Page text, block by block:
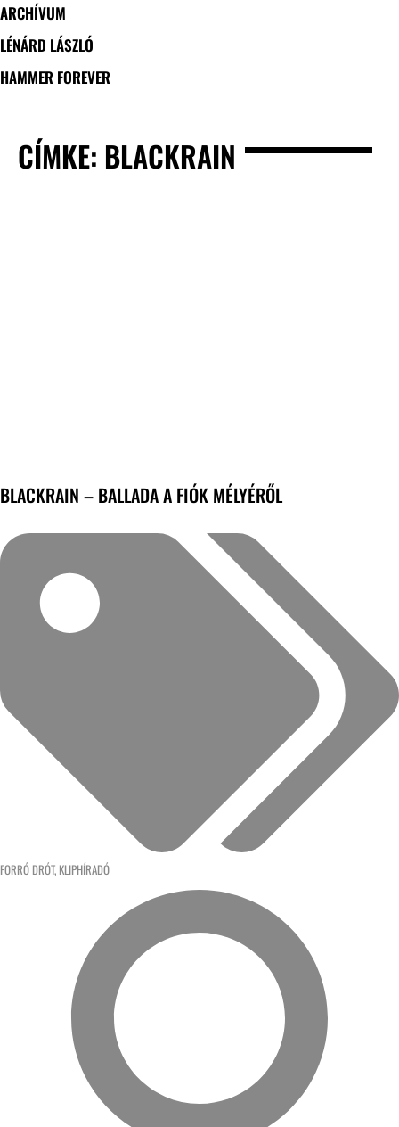
ARCHÍVUM
LÉNÁRD LÁSZLÓ
HAMMER FOREVER
CÍMKE: BLACKRAIN
BLACKRAIN – BALLADA A FIÓK MÉLYÉRŐL
FORRÓ DRÓT, KLIPHÍRADÓ